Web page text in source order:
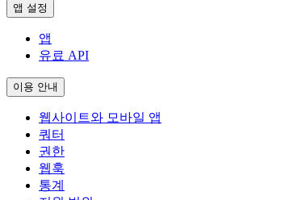
앱 설정
앱
유료 API
이용 안내
웹사이트와 모바일 앱
쿼터
권한
웹훅
통계